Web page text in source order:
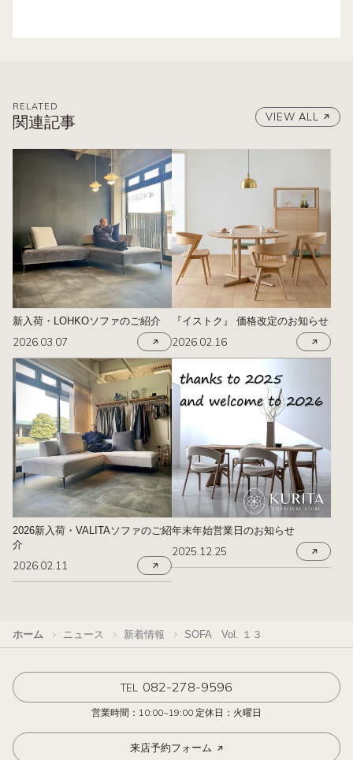
RELATED
関連記事 VIEW ALL
新入荷・LOHKOソファのご紹介
2026.03.07
『イストク』 価格改定のお知らせ
2026.02.16
2026新入荷・VALITAソファのご紹
介
2026.02.11
年末年始営業日のお知らせ
2025.12.25
ホーム ニュース 新着情報 SOFA Vol. １３
TEL 082-278-9596
営業時間：10:00~19:00 定休日：火曜日
来店予約フォーム